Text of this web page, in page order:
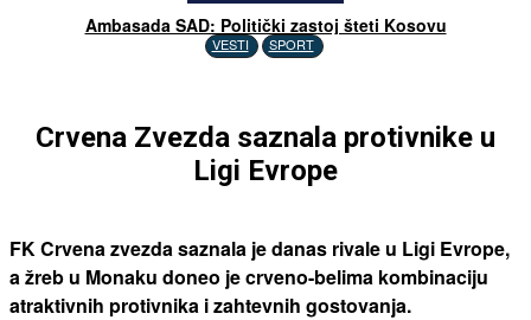
Ambasada SAD: Politički zastoj šteti Kosovu
VESTI SPORT
Crvena Zvezda saznala protivnike u
Ligi Evrope
FK Crvena zvezda saznala je danas rivale u Ligi Evrope,
a žreb u Monaku doneo je crveno-belima kombinaciju
atraktivnih protivnika i zahtevnih gostovanja.